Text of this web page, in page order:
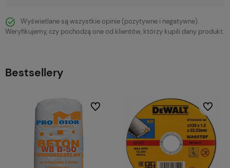
Wyświetlane są wszystkie opinie (pozytywne i negatywne).
Weryfikujemy, czy pochodzą one od klientów, którzy kupili dany produkt.
Bestsellery
Do ulubionych Do